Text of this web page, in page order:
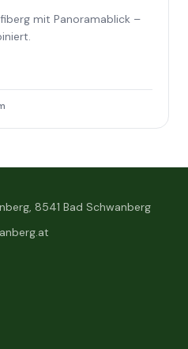
mit Panoramablick –
8541 Bad Schwanberg